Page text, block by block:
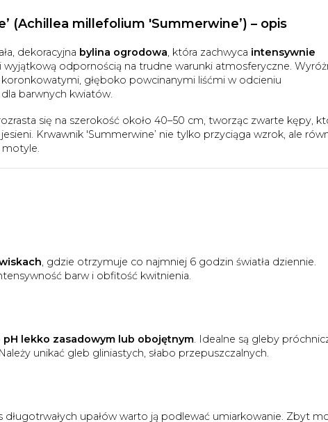
(Achillea millefolium 'Summerwine’) – opis
dekoracyjna bylina ogrodowa, która zachwyca intensywnie
i wyjątkową odpornością na trudne warunki atmosferyczne.
koronkowatymi, głęboko powcinanymi liśćmi w odcieniu
barwnych kwiatów.
się na szerokość około 40–50 cm, tworząc zwarte kępy,
Krwawnik 'Summerwine’ nie tylko przyciąga wzrok, ale
motyle.
, gdzie otrzymuje co najmniej 6 godzin światła dziennie.
barw i obfitość kwitnienia.
lekko zasadowym lub obojętnym. Idealne są gleby
unikać gleb gliniastych, słabo przepuszczalnych.
długotrwałych upałów warto ją podlewać umiarkowanie. Zbyt